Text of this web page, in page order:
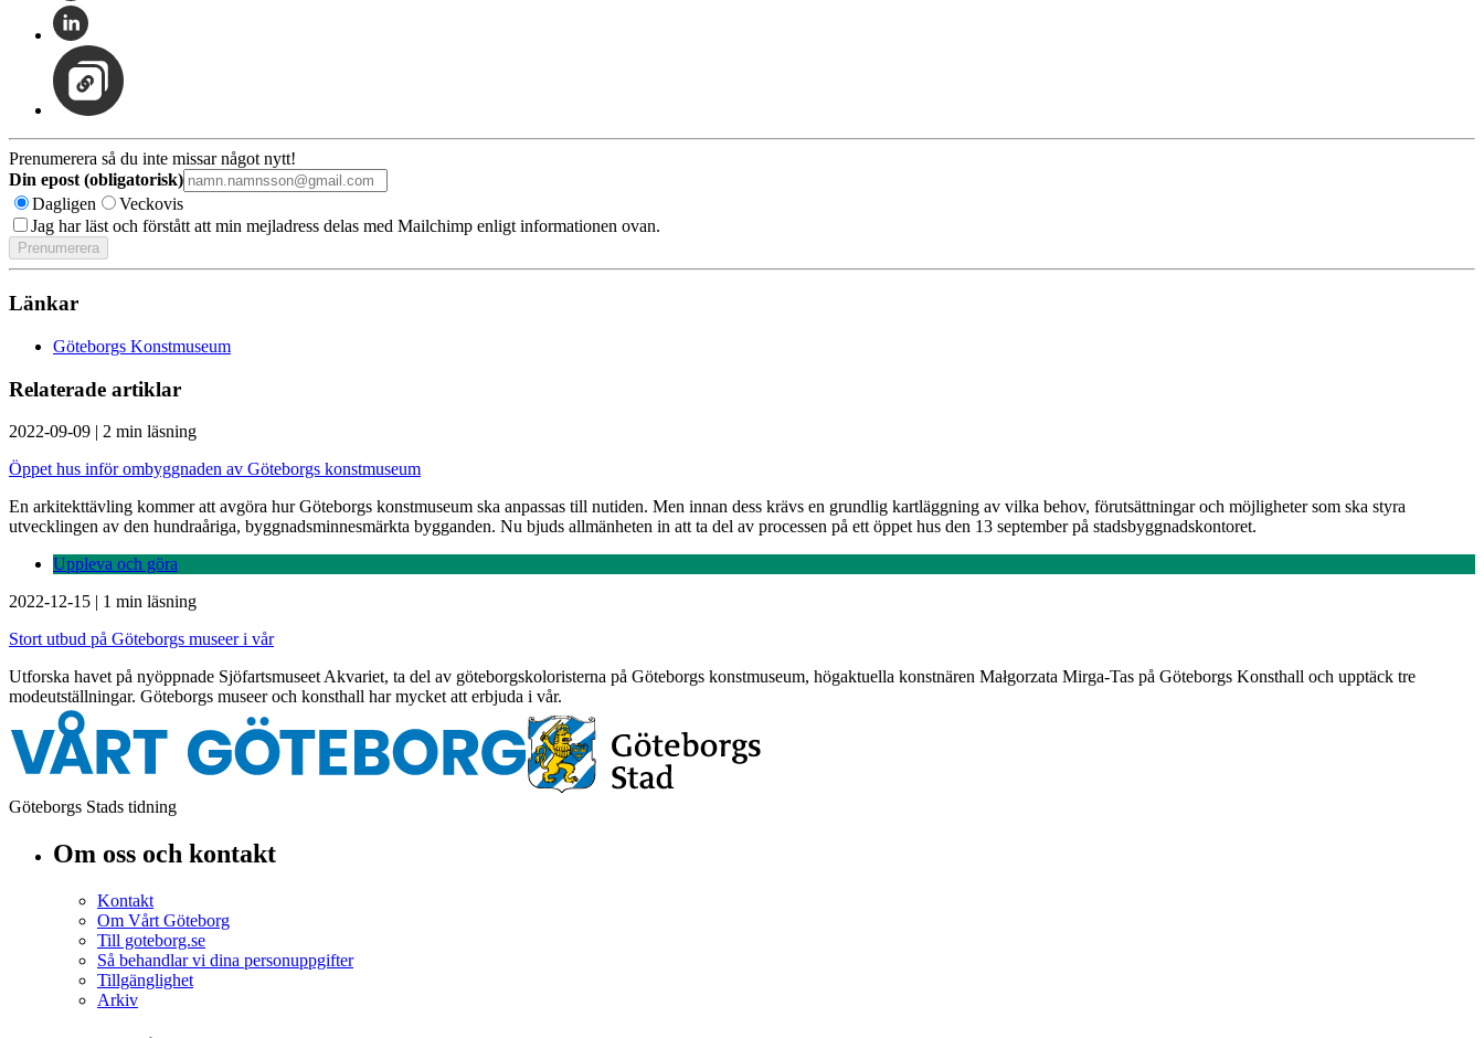
Prenumerera så du inte missar något nytt!
Din epost (obligatorisk)
Dagligen
Veckovis
Jag har läst och förstått att min mejladress delas med Mailchimp enligt informationen ovan.
Länkar
Göteborgs Konstmuseum
Relaterade artiklar
2022-09-09 | 2 min läsning
Öppet hus inför ombyggnaden av Göteborgs konstmuseum
En arkitekttävling kommer att avgöra hur Göteborgs konstmuseum ska anpassas till nutiden. Men innan dess krävs en grundlig kartläggning av vilka behov, förutsättningar och möjligheter som ska styra
utvecklingen av den hundraåriga, byggnadsminnesmärkta bygganden. Nu bjuds allmänheten in att ta del av processen på ett öppet hus den 13 september på stadsbyggnadskontoret.
Uppleva och göra
2022-12-15 | 1 min läsning
Stort utbud på Göteborgs museer i vår
Utforska havet på nyöppnade Sjöfartsmuseet Akvariet, ta del av göteborgskoloristerna på Göteborgs konstmuseum, högaktuella konstnären Małgorzata Mirga-Tas på Göteborgs Konsthall och upptäck tre
modeutställningar. Göteborgs museer och konsthall har mycket att erbjuda i vår.
Göteborgs Stads tidning
Om oss och kontakt
Kontakt
Om Vårt Göteborg
Till goteborg.se
Så behandlar vi dina personuppgifter
Tillgänglighet
Arkiv